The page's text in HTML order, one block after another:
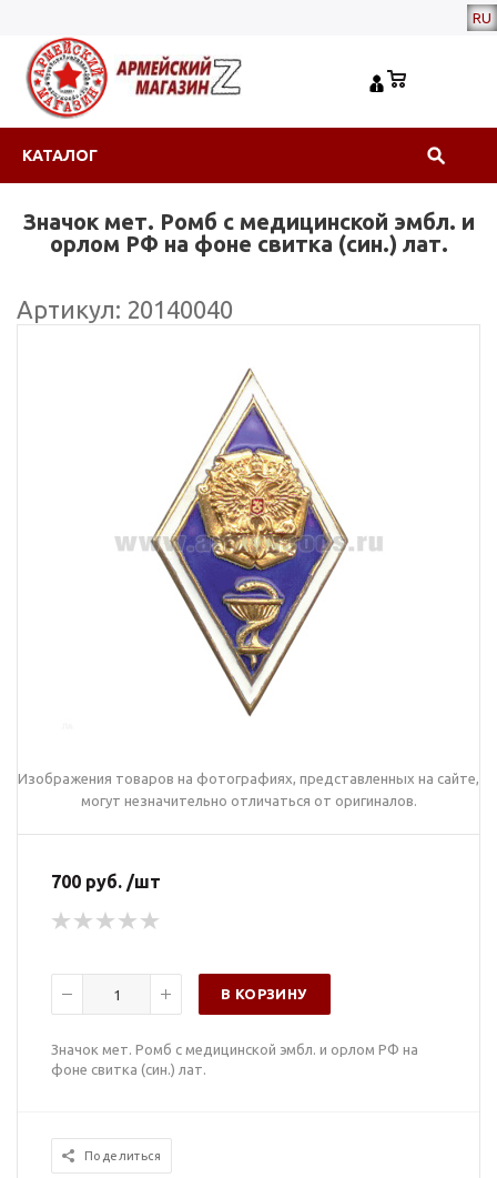
RU
КАТАЛОГ
Значок мет. Ромб с медицинской эмбл. и
орлом РФ на фоне свитка (син.) лат.
Артикул: 20140040
Изображения товаров на фотографиях, представленных на сайте,
могут незначительно отличаться от оригиналов.
700 руб. /шт
В КОРЗИНУ
Значок мет. Ромб с медицинской эмбл. и орлом РФ на
фоне свитка (син.) лат.
Поделиться